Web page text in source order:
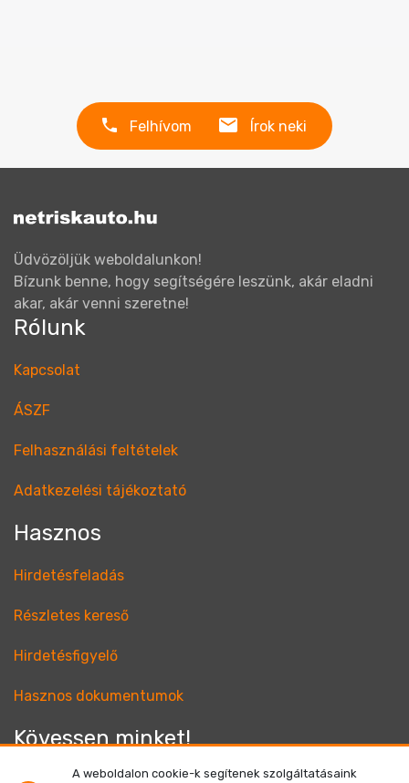
Felhívom Írok neki
Üdvözöljük weboldalunkon!
Bízunk benne, hogy segítségére leszünk, akár eladni
akar, akár venni szeretne!
Rólunk
Kapcsolat
ÁSZF
Felhasználási feltételek
Adatkezelési tájékoztató
Hasznos
Hirdetésfeladás
Részletes kereső
Hirdetésfigyelő
Hasznos dokumentumok
Kövessen minket!
A weboldalon cookie-k segítenek szolgáltatásaink